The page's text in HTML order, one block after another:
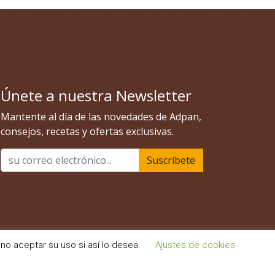
aceptar su uso si así lo desea. Ajustes de cookies